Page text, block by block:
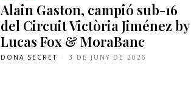
Alain Gaston, campió sub-16
del Circuit Victòria Jiménez by
Lucas Fox & MoraBanc
DONA SECRET - 3 DE JUNY DE 2026